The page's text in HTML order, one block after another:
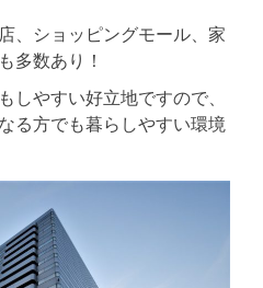
、ショッピングモール、家
多数あり！
しやすい好立地ですので、
る方でも暮らしやすい環境